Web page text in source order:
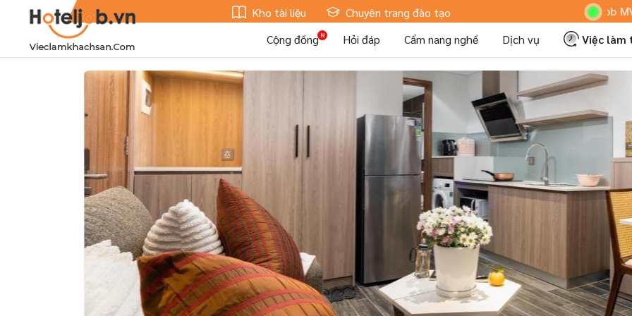
Kho tài liệu Chuyên trang đào tạo Hoteljob MV: "Tôi
Cộng đồng
Hỏi đáp Cẩm nang nghề Dịch vụ
Việc làm